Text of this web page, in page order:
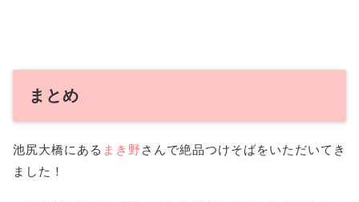
まとめ
池尻大橋にある まき野 さんで絶品つけそばをいただいてき
ました！